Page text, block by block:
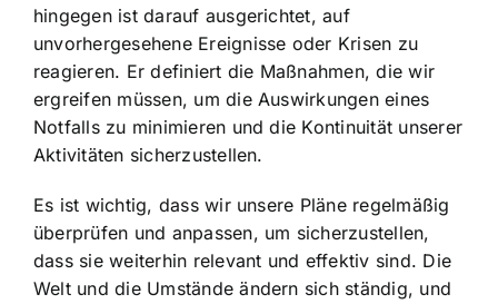
hingegen ist darauf ausgerichtet, auf
unvorhergesehene Ereignisse oder Krisen zu
reagieren. Er definiert die Maßnahmen, die wir
ergreifen müssen, um die Auswirkungen eines
Notfalls zu minimieren und die Kontinuität unserer
Aktivitäten sicherzustellen.
Es ist wichtig, dass wir unsere Pläne regelmäßig
überprüfen und anpassen, um sicherzustellen,
dass sie weiterhin relevant und effektiv sind. Die
Welt und die Umstände ändern sich ständig, und